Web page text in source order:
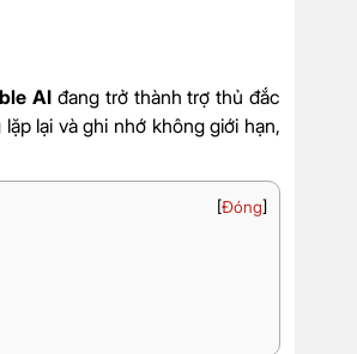
AI đang trở thành trợ thủ đắc
lại và ghi nhớ không giới hạn,
[Đóng]